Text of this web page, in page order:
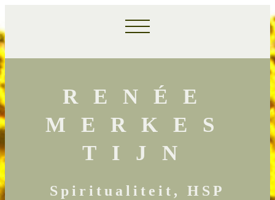
RENÉE
MERKES
TIJN
Spiritualiteit, HSP